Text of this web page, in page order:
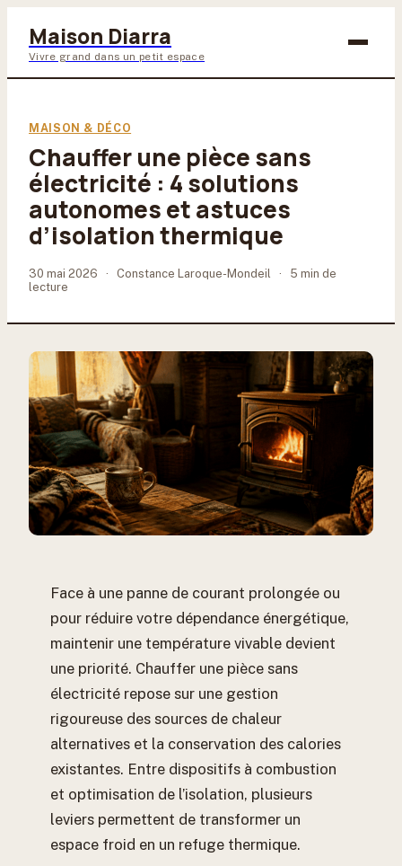
Maison Diarra
Vivre grand dans un petit espace
Maison & Déco
Jardinage
Lifestyle
MAISON & DÉCO
Chauffer une pièce sans
électricité : 4 solutions
autonomes et astuces
d’isolation thermique
30 mai 2026 · Constance Laroque-Mondeil ·
5 min de
lecture
Face à une panne de courant prolongée ou
pour réduire votre dépendance énergétique,
maintenir une température vivable devient
une priorité. Chauffer une pièce sans
électricité repose sur une gestion
rigoureuse des sources de chaleur
alternatives et la conservation des calories
existantes. Entre dispositifs à combustion
et optimisation de l’isolation, plusieurs
leviers permettent de transformer un
espace froid en un refuge thermique.